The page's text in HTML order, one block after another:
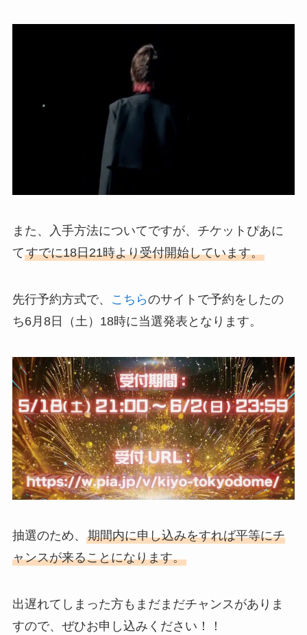
また、入手方法についてですが、チケットぴあに
てすでに18日21時より受付開始しています。
先行予約方式で、 こちらのサイトで予約をしたの
ち6月8日（土）18時に当選発表となります。
抽選のため、 期間内に申し込みをすれば平等にチ
ャンスが来ることになります。
出遅れてしまった方もまだまだチャンスがありま
すので、ぜひお申し込みください！！